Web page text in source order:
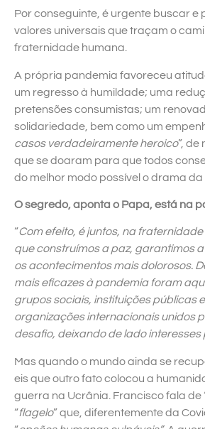
Por conseguinte, é urgente buscar e
valores universais que traçam o
fraternidade humana.
A própria pandemia favoreceu
um regresso à humildade; uma
pretensões consumistas; um
solidariedade, bem como um
casos verdadeiramente heroico”, de
que se doaram para que todos
do melhor modo possível o drama da
O segredo, aponta o Papa, está na
“Com efeito, é juntos, na
que construímos a paz, garantimos
os acontecimentos mais dolorosos.
mais eficazes à pandemia foram
grupos sociais, instituições públicas
organizações internacionais unidos
desafio, deixando de lado
Mas quando o mundo ainda se
eis que outro fato colocou a
guerra na Ucrânia. Francisco fala de
“flagelo” que, diferentemente da